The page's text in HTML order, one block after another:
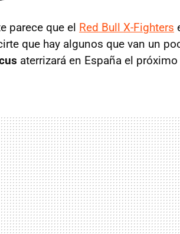
parece que el Red Bull X-Fighters
que hay algunos que van un
aterrizará en España el